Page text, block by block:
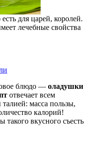
для царей, королей.
лечебные свойства
блюдо — оладушки
отвечает всем
масса пользы,
калорий!
такого вкусного съесть